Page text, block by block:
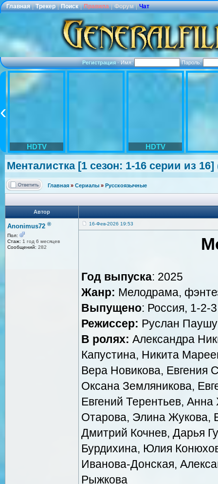
Главная | Трекер | Поиск | Правила | Форум | Чат
Регистрация·Имя: Пароль:
HDTV HDTV
Менталистка [1 сезон: 1-16 серии из
Главная » Сериалы » Русскоязычные
Автор
Anonimus72 ®
Пол:
Стаж: 1 год 6 месяцев
Сообщений: 282
16-Фев-2026 19:53
Год выпуска: 2025
Жанр: Мелодрама,
Выпущено: Россия, 1-2-
Режиссер: Руслан Паушу
В ролях: Александра
Капустина, Никита
Вера Новикова, Евгения
Оксана Земляникова,
Евгений Терентьев,
Отарова, Элина Жукова,
Дмитрий Кочнев, Дарья
Бурдихина, Юлия
Иванова-Донская,
Рыжкова